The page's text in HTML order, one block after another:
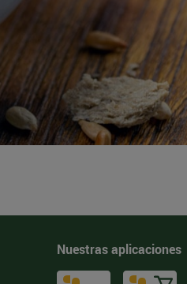
Nuestras aplicaciones